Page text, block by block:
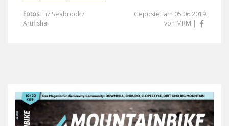
Fotos: Liz Seabrook /
Artifishal
Gepostet am 05.06.2019
von MRM |